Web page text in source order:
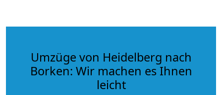
Umzüge von Heidelberg nach
Borken: Wir machen es Ihnen
leicht